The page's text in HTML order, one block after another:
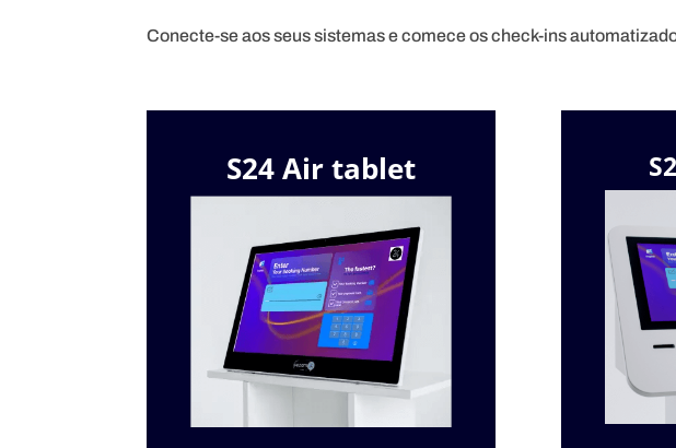
Conecte-se aos seus sistemas e comece os check-ins
S24 Air tablet